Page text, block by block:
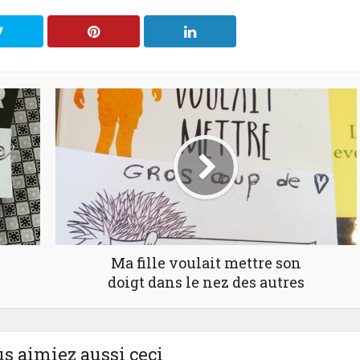
Ma fille voulait mettre son
doigt dans le nez des autres
aimiez aussi ceci